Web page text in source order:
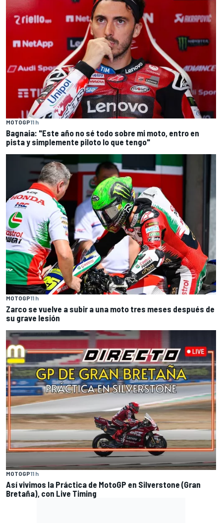
MOTOGP11 h
Bagnaia: "Este año no sé todo sobre mi moto, entro en
pista y simplemente piloto lo que tengo"
MOTOGP11 h
Zarco se vuelve a subir a una moto tres meses después de
su grave lesión
MOTOGP11 h
Así vivimos la Práctica de MotoGP en Silverstone (Gran
Bretaña), con Live Timing